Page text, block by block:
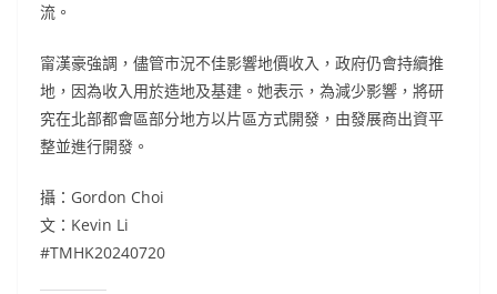
流。
甯漢豪強調，儘管市況不佳影響地價收入，政府仍會持續推
地，因為收入用於造地及基建。她表示，為減少影響，將研
究在北部都會區部分地方以片區方式開發，由發展商出資平
整並進行開發。
攝：Gordon Choi
文：Kevin Li
#TMHK20240720